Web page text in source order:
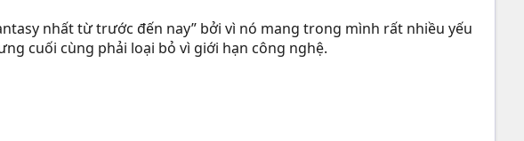
nhất từ trước đến nay” bởi vì nó mang trong mình rất nhiều yếu
cuối cùng phải loại bỏ vì giới hạn công nghệ.